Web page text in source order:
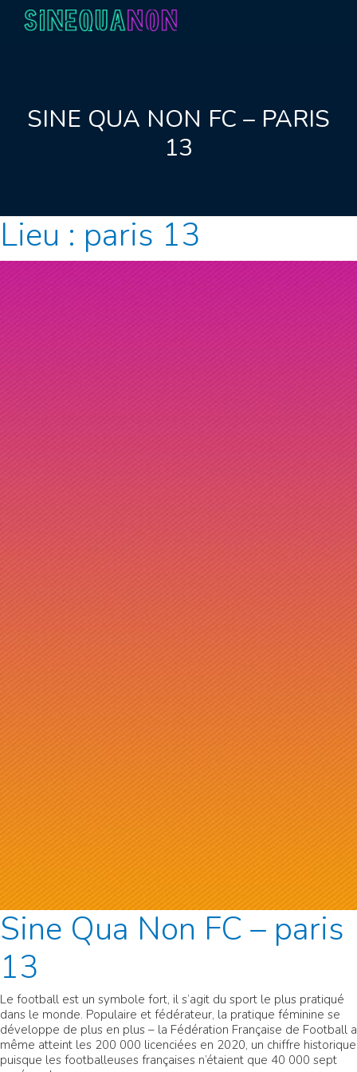
Aller au contenu
SINE QUA NON FC – PARIS
13
Lieu : paris 13
Sine Qua Non FC – paris
13
Le football est un symbole fort, il s’agit du sport le plus pratiqué
dans le monde. Populaire et fédérateur, la pratique féminine se
développe de plus en plus – la Fédération Française de Football a
même atteint les 200 000 licenciées en 2020, un chiffre historique
puisque les footballeuses françaises n’étaient que 40 000 sept